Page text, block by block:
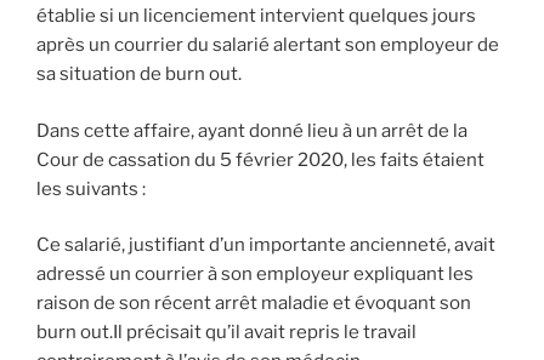
établie si un licenciement intervient quelques jours
après un courrier du salarié alertant son employeur de
sa situation de burn out.
Dans cette affaire, ayant donné lieu à un arrêt de la
Cour de cassation du 5 février 2020, les faits étaient
les suivants :
Ce salarié, justifiant d’un importante ancienneté, avait
adressé un courrier à son employeur expliquant les
raison de son récent arrêt maladie et évoquant son
burn out.Il précisait qu’il avait repris le travail